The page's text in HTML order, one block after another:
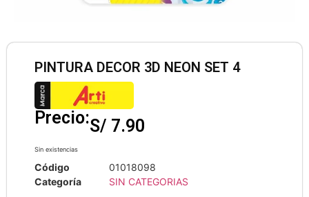
PINTURA DECOR 3D NEON SET 4
Precio:S/ 7.90
Sin existencias
Código
01018098
Categoría
SIN CATEGORIAS